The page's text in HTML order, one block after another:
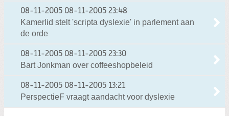
08-11-2005 08-11-2005 23:48
Kamerlid stelt 'scripta dyslexie' in parlement aan
de orde
08-11-2005 08-11-2005 23:30
Bart Jonkman over coffeeshopbeleid
08-11-2005 08-11-2005 13:21
PerspectieF vraagt aandacht voor dyslexie